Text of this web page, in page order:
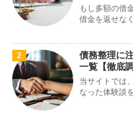
もし多額の借
借金を返せな
2
債務整理に
一覧【徹底調
当サイトでは
なった体験談